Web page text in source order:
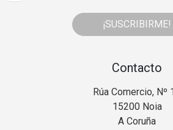
¡SUSCRIBIRME!
Contacto
Rúa Comercio, Nº
15200 Noia
A Coruña